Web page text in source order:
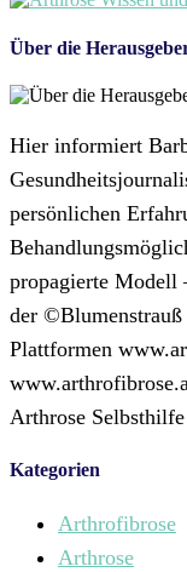
Über die
Hier informiert
persönlichen
propagierte Modell
der
Plattformen
Arthrose
Kategorien
Arthrofibrose
Arthrose